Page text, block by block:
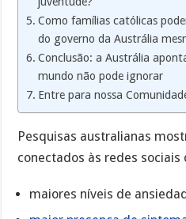
Como famílias católicas
do governo da Austrália
Conclusão: a Austrália
mundo não pode ignorar
Entre para nossa
Pesquisas australianas
conectados às redes
maiores níveis de